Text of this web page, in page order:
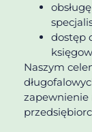
dostęp
Naszym
zapewnienie